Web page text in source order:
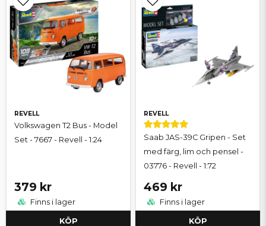
REVELL
Volkswagen T2 Bus - Model
Set - 7667 - Revell - 1:24
379 kr
Finns i lager
KÖP
REVELL
Saab JAS-39C Gripen - Set
med färg, lim och pensel -
03776 - Revell - 1:72
469 kr
Finns i lager
KÖP